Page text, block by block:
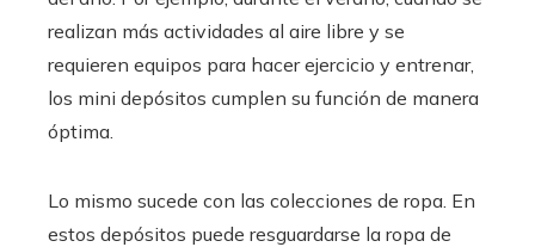
realizan más actividades al aire libre y se
requieren equipos para hacer ejercicio y entrenar,
los mini depósitos cumplen su función de manera
óptima.
Lo mismo sucede con las colecciones de ropa. En
estos depósitos puede resguardarse la ropa de